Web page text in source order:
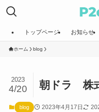
トップページ お知らせ
ホーム blog
朝ドラ 株
2023
4/20
blog 2023年4月17日